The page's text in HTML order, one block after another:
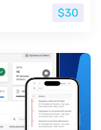
$30